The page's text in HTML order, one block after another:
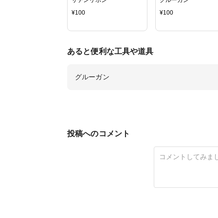
¥100
¥100
あると便利な工具や道具
グルーガン
投稿へのコメント